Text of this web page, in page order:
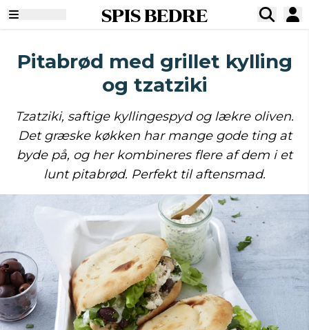
SPIS BEDRE
Pitabrød med grillet kylling
og tzatziki
Tzatziki, saftige kyllingespyd og lækre oliven.
Det græske køkken har mange gode ting at
byde på, og her kombineres flere af dem i et
lunt pitabrød. Perfekt til aftensmad.